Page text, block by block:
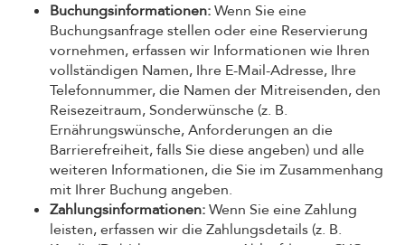
Buchungsinformationen:Wenn Sie eine
Buchungsanfrage stellen oder eine Reservierung
vornehmen, erfassen wir Informationen wie Ihren
vollständigen Namen, Ihre E-Mail-Adresse, Ihre
Telefonnummer, die Namen der Mitreisenden, den
Reisezeitraum, Sonderwünsche (z. B.
Ernährungswünsche, Anforderungen an die
Barrierefreiheit, falls Sie diese angeben) und alle
weiteren Informationen, die Sie im Zusammenhang
mit Ihrer Buchung angeben.
Zahlungsinformationen:Wenn Sie eine Zahlung
leisten, erfassen wir die Zahlungsdetails (z. B.